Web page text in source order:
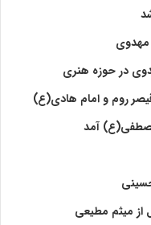
مهدوی
در حوزه هنری
روم و امام هادی(ع)
آمد
از میثم مطیعی